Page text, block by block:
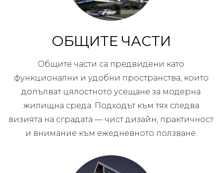
ОБЩИТЕ ЧАСТИ
Общите части са предвидени като
функционални и удобни пространства, които
допълват цялостното усещане за модерна
жилищна среда. Подходът към тях следва
визията на сградата — чист дизайн, практичност
и внимание към ежедневното ползване.